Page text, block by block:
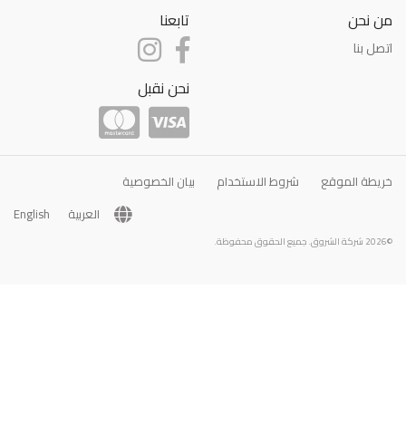
من نحن
اتصل بنا
تابعنا
نحن نقبل
خريطة الموقع شروط الاستخدام
بيان الخصوصية
العربية
English
©2026 شركة الشروق. جميع الحقوق محفوظة.